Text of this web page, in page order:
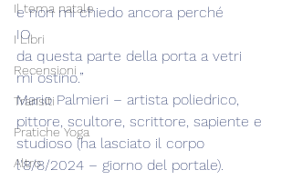
Il tema natale
I Libri
Recensioni
Transiti
Pratiche Yoga
Altro
e non mi chiedo ancora perché
IO
da questa parte della porta a vetri
mi ostino.”
Mario Palmieri – artista poliedrico,
pittore, scultore, scrittore, sapiente e
studioso (ha lasciato il corpo
l'8/8/2024 – giorno del portale).